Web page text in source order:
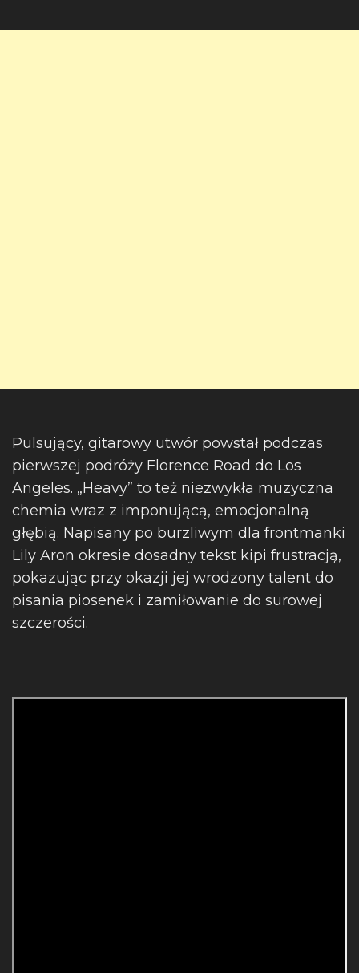
Pulsujący, gitarowy utwór powstał podczas
pierwszej podróży Florence Road do Los
Angeles. „Heavy” to też niezwykła muzyczna
chemia wraz z imponującą, emocjonalną
głębią. Napisany po burzliwym dla frontmanki
Lily Aron okresie dosadny tekst kipi frustracją,
pokazując przy okazji jej wrodzony talent do
pisania piosenek i zamiłowanie do surowej
szczerości.